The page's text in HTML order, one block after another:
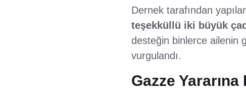
Dernek tarafından
teşekküllü iki büyük
desteğin binlerce ailenin
vurgulandı.
Gazze